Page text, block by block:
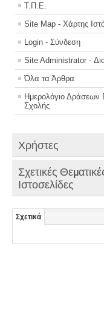
Τ.Π.Ε.
Site Map - Χάρτης
Login - Σύνδεση
Site Administrator -
Όλα τα Άρθρα
Ημερολόγιο Δράσεων
Σχολής
Χρήστες
Σχετικές
Ιστοσελίδες
Σχετικά